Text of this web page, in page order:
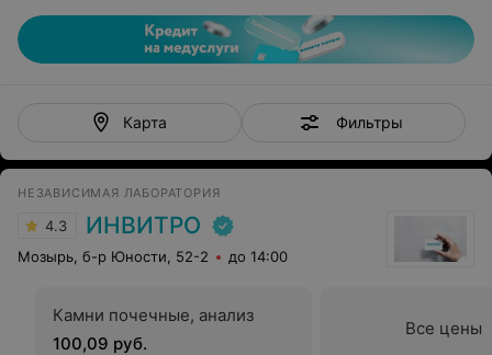
Карта Фильтры
НЕЗАВИСИМАЯ ЛАБОРАТОРИЯ
4.3 ИНВИТРО
Мозырь, б-р Юности, 52-2 до 14:00
Камни почечные, анализ
100,09 руб.
Все цены